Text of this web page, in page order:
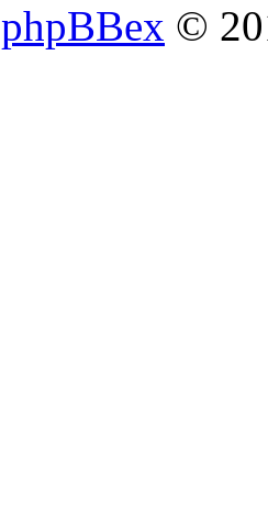
phpBBex ©